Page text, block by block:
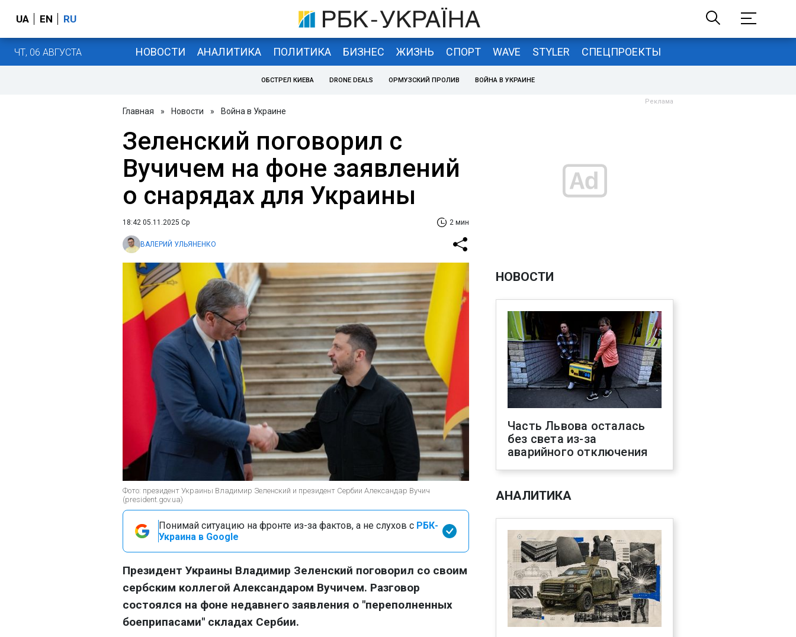
UA EN RU
ЧТ, 06 АВГУСТА НОВОСТИ АНАЛИТИКА ПОЛИТИКА БИЗНЕС ЖИЗНЬ СПОРТ WAVE STYLER СПЕЦПРОЕКТЫ
ОБСТРЕЛ КИЕВА DRONE DEALS ОРМУЗСКИЙ ПРОЛИВ ВОЙНА В УКРАИНЕ
Главная » Новости » Война в Украине
Зеленский поговорил с
Вучичем на фоне заявлений
о снарядах для Украины
18:42 05.11.2025 Ср 2 мин
ВАЛЕРИЙ УЛЬЯНЕНКО
Фото: президент Украины Владимир Зеленский и президент Сербии Александар Вучич
(president.gov.ua)
Понимай ситуацию на фронте из-за фактов, а не слухов с РБК-
Украина в Google
Президент Украины Владимир Зеленский поговорил со своим
сербским коллегой Александаром Вучичем. Разговор
состоялся на фоне недавнего заявления о "переполненных
боеприпасами" складах Сербии.
НОВОСТИ
Часть Львова осталась
без света из-за
аварийного отключения
АНАЛИТИКА